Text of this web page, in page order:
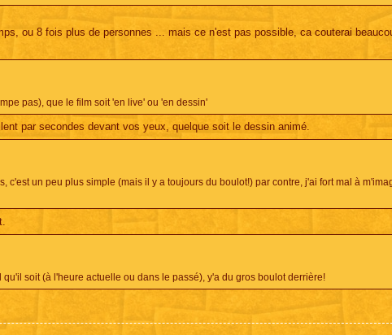
ou 8 fois plus de personnes ... mais ce n'est pas possible, ca couterai
pas), que le film soit 'en live' ou 'en dessin'
par secondes devant vos yeux, quelque soit le dessin animé.
c'est un peu plus simple (mais il y a toujours du boulot!) par contre, j'ai fort mal à
soit (à l'heure actuelle ou dans le passé), y'a du gros boulot derrière!